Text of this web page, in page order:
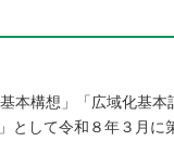
本構想」「広域化基本
として令和８年３月に